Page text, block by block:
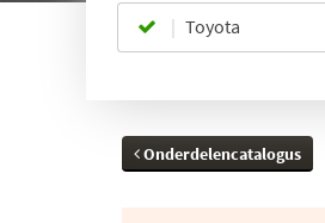
Toyota
Onderdelencatalogus